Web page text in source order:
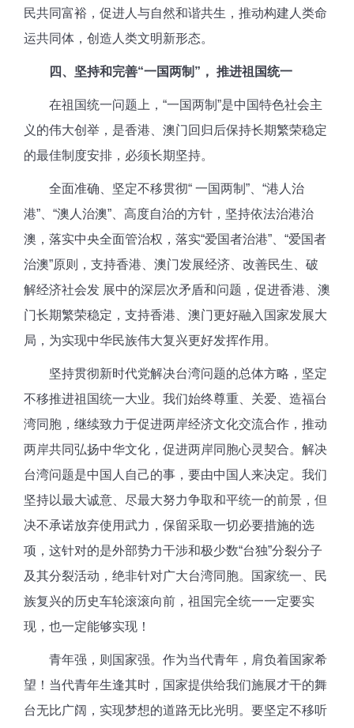
民共同富裕，促进人与自然和谐共生，推动构建人类命
运共同体，创造人类文明新形态。
四、坚持和完善“一国两制”， 推进祖国统一
在祖国统一问题上，“一国两制”是中国特色社会主
义的伟大创举，是香港、澳门回归后保持长期繁荣稳定
的最佳制度安排，必须长期坚持。
全面准确、坚定不移贯彻“ 一国两制”、“港人治
港”、“澳人治澳”、高度自治的方针，坚持依法治港治
澳，落实中央全面管治权，落实“爱国者治港”、“爱国者
治澳”原则，支持香港、澳门发展经济、改善民生、破
解经济社会发 展中的深层次矛盾和问题，促进香港、澳
门长期繁荣稳定，支持香港、澳门更好融入国家发展大
局，为实现中华民族伟大复兴更好发挥作用。
坚持贯彻新时代党解决台湾问题的总体方略，坚定
不移推进祖国统一大业。我们始终尊重、关爱、造福台
湾同胞，继续致力于促进两岸经济文化交流合作，推动
两岸共同弘扬中华文化，促进两岸同胞心灵契合。解决
台湾问题是中国人自己的事，要由中国人来决定。我们
坚持以最大诚意、尽最大努力争取和平统一的前景，但
决不承诺放弃使用武力，保留采取一切必要措施的选
项，这针对的是外部势力干涉和极少数“台独”分裂分子
及其分裂活动，绝非针对广大台湾同胞。国家统一、民
族复兴的历史车轮滚滚向前，祖国完全统一一定要实
现，也一定能够实现！
青年强，则国家强。作为当代青年，肩负着国家希
望！当代青年生逢其时，国家提供给我们施展才干的舞
台无比广阔，实现梦想的道路无比光明。要坚定不移听